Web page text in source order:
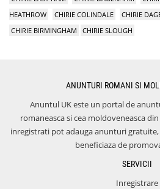
HEATHROW
CHIRIE COLINDALE CHIRIE
CHIRIE BIRMINGHAM
CHIRIE SLOUGH
ANUNTURI ROMANI SI
Anuntul UK este un portal de
romaneasca si cea moldoveneasca
inregistrati pot adauga anunturi
beneficiaza de
SERVICII
Inregistrare